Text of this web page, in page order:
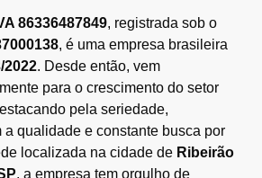
86336487849, registrada sob o
, é uma empresa brasileira
2022. Desde então, vem
para o crescimento do setor
pela seriedade,
a qualidade e constante busca por
localizada na cidade de Ribeirão
, a empresa tem orgulho de